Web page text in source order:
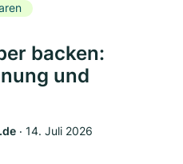
backen:
und
‧ 14. Juli 2026